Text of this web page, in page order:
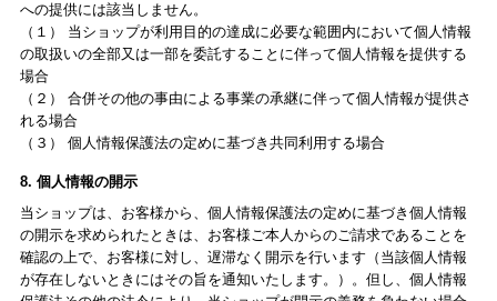
への提供には該当しません。
（１） 当ショップが利用目的の達成に必要な範囲内において個人情報
の取扱いの全部又は一部を委託することに伴って個人情報を提供する
場合
（２） 合併その他の事由による事業の承継に伴って個人情報が提供さ
れる場合
（３） 個人情報保護法の定めに基づき共同利用する場合
8. 個人情報の開示
当ショップは、お客様から、個人情報保護法の定めに基づき個人情報
の開示を求められたときは、お客様ご本人からのご請求であることを
確認の上で、お客様に対し、遅滞なく開示を行います（当該個人情報
が存在しないときにはその旨を通知いたします。）。但し、個人情報